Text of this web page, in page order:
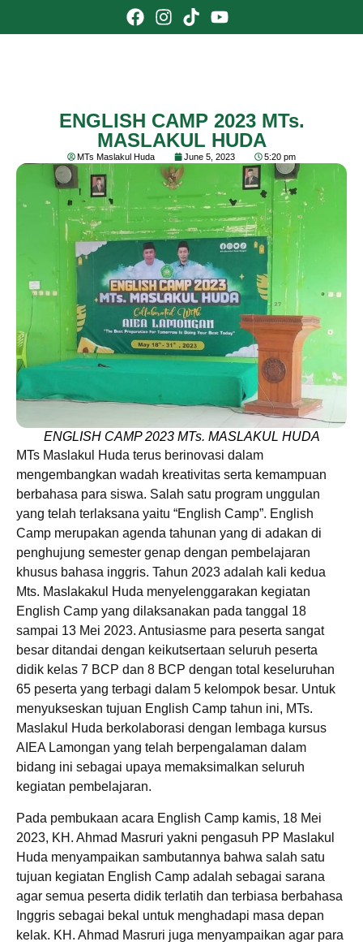
ENGLISH CAMP 2023 MTs.
MASLAKUL HUDA
MTs Maslakul Huda June 5, 2023 5:20 pm
ENGLISH CAMP 2023 MTs. MASLAKUL HUDA
MTs Maslakul Huda terus berinovasi dalam
mengembangkan wadah kreativitas serta kemampuan
berbahasa para siswa. Salah satu program unggulan
yang telah terlaksana yaitu “English Camp”. English
Camp merupakan agenda tahunan yang di adakan di
penghujung semester genap dengan pembelajaran
khusus bahasa inggris. Tahun 2023 adalah kali kedua
Mts. Maslakakul Huda menyelenggarakan kegiatan
English Camp yang dilaksanakan pada tanggal 18
sampai 13 Mei 2023. Antusiasme para peserta sangat
besar ditandai dengan keikutsertaan seluruh peserta
didik kelas 7 BCP dan 8 BCP dengan total keseluruhan
65 peserta yang terbagi dalam 5 kelompok besar. Untuk
menyukseskan tujuan English Camp tahun ini, MTs.
Maslakul Huda berkolaborasi dengan lembaga kursus
AIEA Lamongan yang telah berpengalaman dalam
bidang ini sebagai upaya memaksimalkan seluruh
kegiatan pembelajaran.
Pada pembukaan acara English Camp kamis, 18 Mei
2023, KH. Ahmad Masruri yakni pengasuh PP Maslakul
Huda menyampaikan sambutannya bahwa salah satu
tujuan kegiatan English Camp adalah sebagai sarana
agar semua peserta didik terlatih dan terbiasa berbahasa
Inggris sebagai bekal untuk menghadapi masa depan
kelak. KH. Ahmad Masruri juga menyampaikan agar para